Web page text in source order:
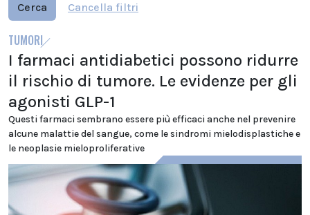
Cerca Cancella filtri
TUMORI
I farmaci antidiabetici possono ridurre
il rischio di tumore. Le evidenze per gli
agonisti GLP-1
Questi farmaci sembrano essere più efficaci anche nel prevenire
alcune malattie del sangue, come le sindromi mielodisplastiche e
le neoplasie mieloproliferative